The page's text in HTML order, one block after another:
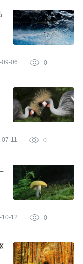
09-06  0
07-11  0
10-12  0